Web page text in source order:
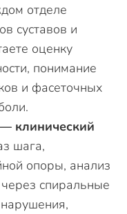
отделе
суставов и
оценку
понимание
и фасеточных
клинический
шага,
опоры, анализ
спиральные